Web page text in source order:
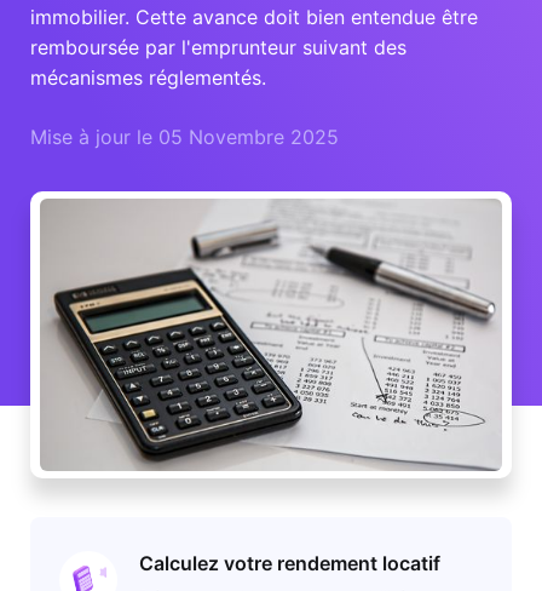
immobilier. Cette avance doit bien entendue être
remboursée par l'emprunteur suivant des
mécanismes réglementés.
Mise à jour le 05 Novembre 2025
Calculez votre rendement locatif